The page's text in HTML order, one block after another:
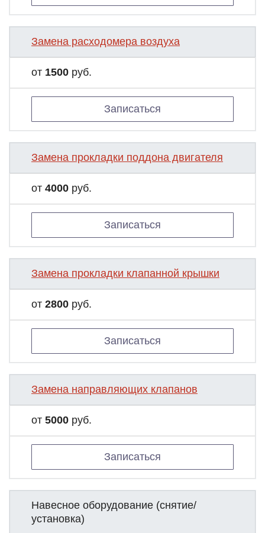
Замена расходомера воздуха
от 1500 руб.
Записаться
Замена прокладки поддона двигателя
от 4000 руб.
Записаться
Замена прокладки клапанной крышки
от 2800 руб.
Записаться
Замена направляющих клапанов
от 5000 руб.
Записаться
Навесное оборудование (снятие/
установка)